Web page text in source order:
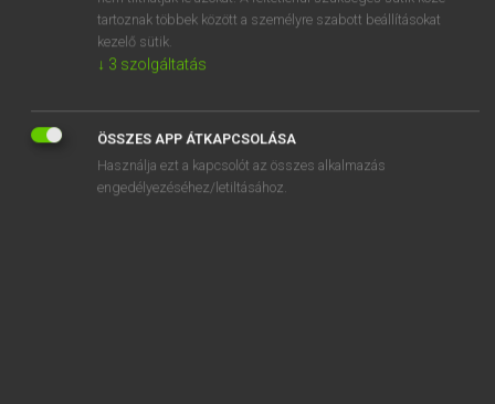
Kapcsolódó anyagok
mérési sávszélesség
méretezett rajzok
méretgazdaságosság
tartoznak többek között a személyre szabott beállításokat
kezelő sütik.
↓ 3 szolgáltatás
ÖSSZES APP ÁTKAPCSOLÁSA
Használja ezt a kapcsolót az összes alkalmazás
engedélyezéséhez/letiltásához.